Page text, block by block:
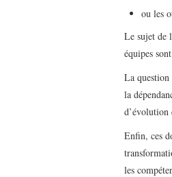
ou les
Le sujet de
équipes
La question
la
d’évolution
Enfin, ces
les